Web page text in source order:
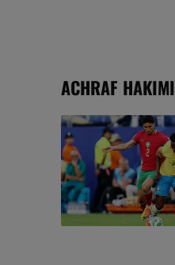
ACHRAF HAKIMI